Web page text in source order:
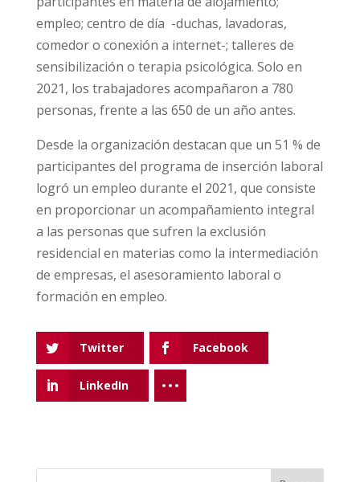
empleo; centro de día -duchas, lavadoras,
comedor o conexión a internet-; talleres de
sensibilización o terapia psicológica. Solo en
2021, los trabajadores acompañaron a 780
personas, frente a las 650 de un año antes.
Desde la organización destacan que un 51 % de
participantes del programa de inserción laboral
logró un empleo durante el 2021, que consiste
en proporcionar un acompañamiento integral
a las personas que sufren la exclusión
residencial en materias como la intermediación
de empresas, el asesoramiento laboral o
formación en empleo.
Twitter Facebook
LinkedIn